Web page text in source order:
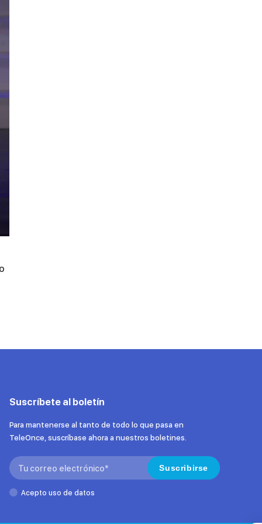
Suscríbete al boletín
Para mantenerse al tanto de todo lo que pasa en
TeleOnce, suscríbase ahora a nuestros boletines.
Search: Suscribirse
Acepto uso de datos